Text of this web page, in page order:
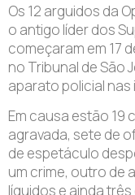
Os 12 arguidos da
o antigo líder dos
começaram em 17
no Tribunal de São
aparato policial nas
Em causa estão 19
agravada, sete de
de espetáculo
um crime, outro de
líquidos e ainda